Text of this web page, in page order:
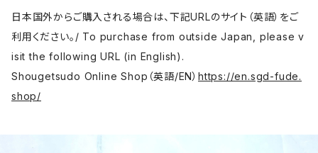
日本国外からご購入される場合は、下記URLのサイト（英語）をご
利用ください。/ To purchase from outside Japan, please v
isit the following URL (in English).
Shougetsudo Online Shop（英語/EN）https://en.sgd-fude.
shop/